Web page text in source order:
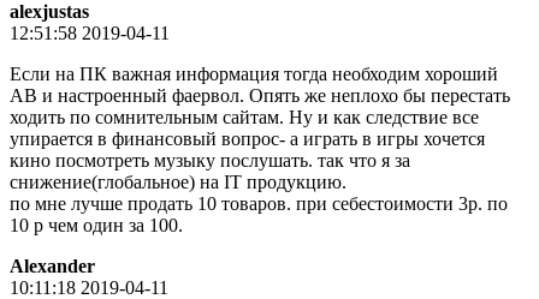
alexjustas
12:51:58 2019-04-11
Если на ПК важная информация тогда необходим хороший
АВ и настроенный фаервол. Опять же неплохо бы перестать
ходить по сомнительным сайтам. Ну и как следствие все
упирается в финансовый вопрос- а играть в игры хочется
кино посмотреть музыку послушать. так что я за
снижение(глобальное) на IT продукцию.
по мне лучше продать 10 товаров. при себестоимости 3р. по
10 р чем один за 100.
Alexander
10:11:18 2019-04-11